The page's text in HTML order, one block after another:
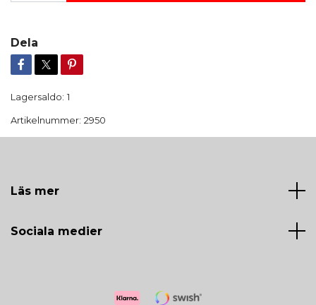
Dela
Lagersaldo: 1
Artikelnummer: 2950
Läs mer
Sociala medier